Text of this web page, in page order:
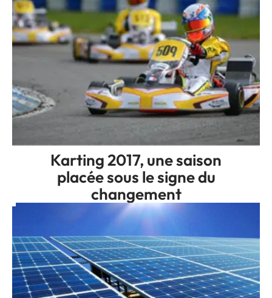
Karting 2017, une saison
placée sous le signe du
changement